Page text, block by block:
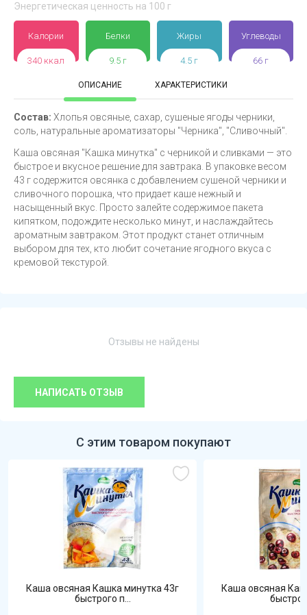
Энергетическая ценность на 100 г
Калории
340 ккал
Белки
9.5 г
Жиры
4.5 г
Углеводы
66 г
ОПИСАНИЕ ХАРАКТЕРИСТИКИ
Состав: Хлопья овсяные, сахар, сушеные ягоды черники,
соль, натуральные ароматизаторы "Черника", "Сливочный".
Каша овсяная "Кашка минутка" с черникой и сливками — это
быстрое и вкусное решение для завтрака. В упаковке весом
43 г содержится овсянка с добавлением сушеной черники и
сливочного порошка, что придает каше нежный и
насыщенный вкус. Просто залейте содержимое пакета
кипятком, подождите несколько минут, и наслаждайтесь
ароматным завтраком. Этот продукт станет отличным
выбором для тех, кто любит сочетание ягодного вкуса с
кремовой текстурой.
Отзывы не найдены
НАПИСАТЬ ОТЗЫВ
С этим товаром покупают
минутка 43г
Каша овсяная Кашка минутка 37г